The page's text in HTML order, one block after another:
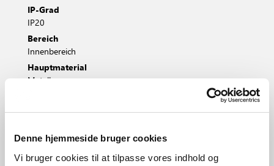
Denne hjemmeside bruger cookies
Vi bruger cookies til at tilpasse vores indhold og
IP-Grad
IP20
Bereich
Innenbereich
Hauptmaterial
Metall
Staubgrün
Blau
Hell braun